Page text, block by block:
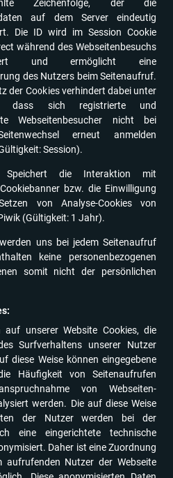
Zeichenfolge, der die
auf dem Server eindeutig
Die ID wird im Session Cookie
während des Webseitenbesuchs
und ermöglicht eine
des Nutzers beim Seitenaufruf.
der Cookies verhindert dabei unter
dass sich registrierte und
Webseitenbesucher nicht bei
erneut anmelden
Session).
Speichert die Interaktion mit
bzw. die Einwilligung
von Analyse-Cookies von
(Gültigkeit: 1 Jahr).
uns bei jedem Seitenaufruf
keine personenbezogenen
somit nicht der persönlichen
auf unserer Website Cookies, die
Surfverhaltens unserer Nutzer
diese Weise können eingegebene
Häufigkeit von Seitenaufrufen
von Webseiten-
werden. Die auf diese Weise
der Nutzer werden bei der
eine eingerichtete technische
Daher ist eine Zuordnung
aufrufenden Nutzer der Webseite